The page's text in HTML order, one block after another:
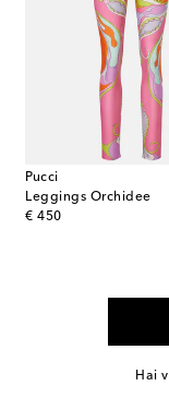
Pucci
Leggings Orchidee
€ 450
original price
Hai